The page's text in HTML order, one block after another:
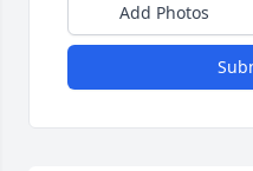
Add Photos